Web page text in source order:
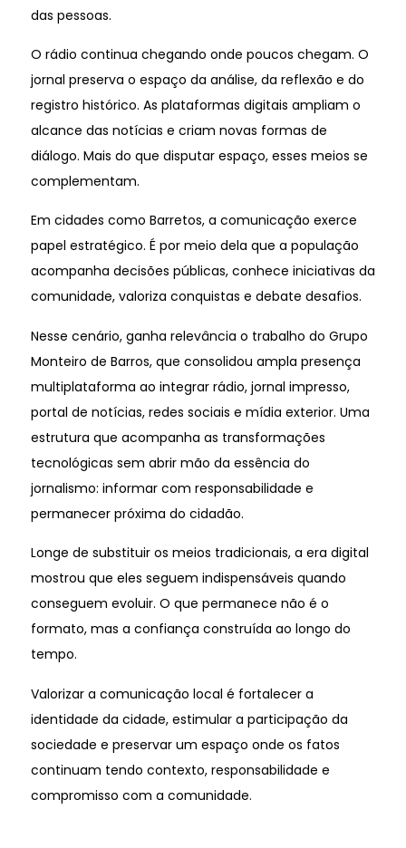
das pessoas.
O rádio continua chegando onde poucos chegam. O
jornal preserva o espaço da análise, da reflexão e do
registro histórico. As plataformas digitais ampliam o
alcance das notícias e criam novas formas de
diálogo. Mais do que disputar espaço, esses meios se
complementam.
Em cidades como Barretos, a comunicação exerce
papel estratégico. É por meio dela que a população
acompanha decisões públicas, conhece iniciativas da
comunidade, valoriza conquistas e debate desafios.
Nesse cenário, ganha relevância o trabalho do Grupo
Monteiro de Barros, que consolidou ampla presença
multiplataforma ao integrar rádio, jornal impresso,
portal de notícias, redes sociais e mídia exterior. Uma
estrutura que acompanha as transformações
tecnológicas sem abrir mão da essência do
jornalismo: informar com responsabilidade e
permanecer próxima do cidadão.
Longe de substituir os meios tradicionais, a era digital
mostrou que eles seguem indispensáveis quando
conseguem evoluir. O que permanece não é o
formato, mas a confiança construída ao longo do
tempo.
Valorizar a comunicação local é fortalecer a
identidade da cidade, estimular a participação da
sociedade e preservar um espaço onde os fatos
continuam tendo contexto, responsabilidade e
compromisso com a comunidade.